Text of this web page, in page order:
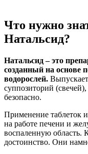
Что нужно
Натальсид?
Натальсид – это
созданный на основе
водорослей.
суппозиторий
безопасно.
Применение таблеток
на работе печени и
воспаленную область.
достоинство. Они